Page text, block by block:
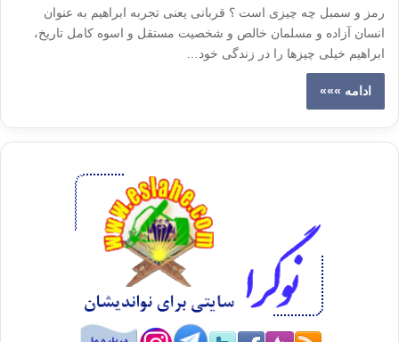
رمز و سمبل چه چیزی است ؟ قربانی یعنی تجربه ابراهیم به عنوان
انسان آزاده و مسلمان خالص و شخصیت مستقل و اسوه کامل تاریخ،
ابراهیم خیلی چیزها را در زندگی خود…
ادامه »»»